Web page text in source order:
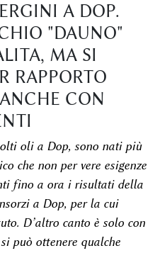
A DOP.
"DAUNO"
MA SI
RAPPORTO
CON
oli a Dop, sono nati più
che non per vere esigenze
fino a ora i risultati della
a Dop, per la cui
D’altro canto è solo con
può ottenere qualche